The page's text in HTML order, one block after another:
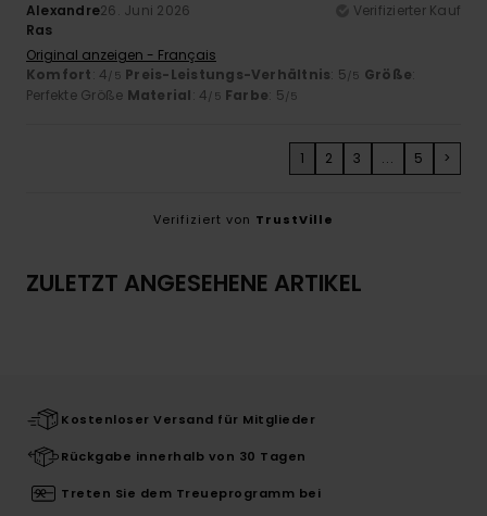
Alexandre26. Juni 2026
Verifizierter Kauf
Ras
Original anzeigen - Français
Komfort: 4/5 Preis-Leistungs-Verhältnis: 5/5 Größe:
Perfekte Größe Material: 4/5 Farbe: 5/5
1 2 3 ... 5 >
Verifiziert von TrustVille
ZULETZT ANGESEHENE ARTIKEL
Kostenloser Versand für Mitglieder
Rückgabe innerhalb von 30 Tagen
Treten Sie dem Treueprogramm bei